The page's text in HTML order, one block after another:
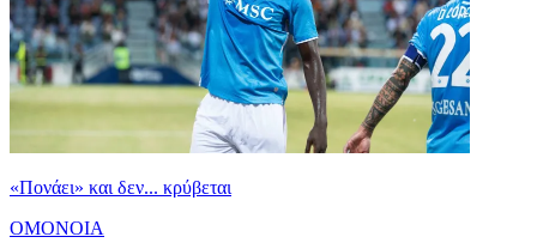
«Πονάει» και δεν... κρύβεται
ΟΜΟΝΟΙΑ